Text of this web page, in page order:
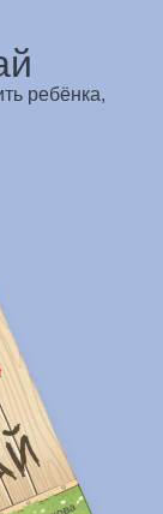
ребёнка,